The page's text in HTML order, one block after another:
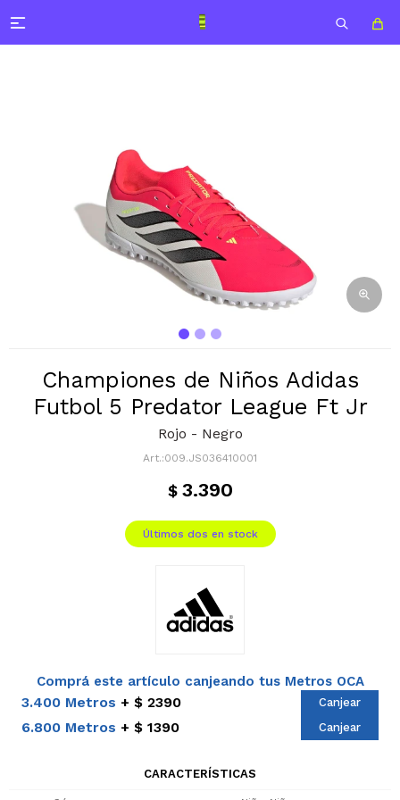

Championes de Niños Adidas
Futbol 5 Predator League Ft Jr
Rojo - Negro
009.JS036410001
$ 3.390
Últimos dos en stock
Comprá este artículo canjeando tus Metros OCA
3.400 Metros $ 2390 Canjear
6.800 Metros $ 1390 Canjear
CARACTERÍSTICAS